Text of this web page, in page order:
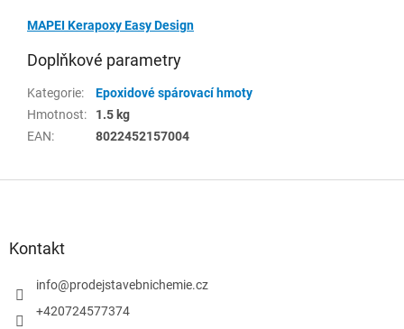
MAPEI Kerapoxy Easy Design
Doplňkové parametry
Kategorie:
Epoxidové spárovací hmoty
Hmotnost:
1.5 kg
EAN: 8022452157004
Kontakt
info@prodejstavebnichemie.cz
+420724577374